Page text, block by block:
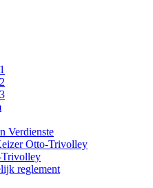
Verdienste
Otto-Trivolley
Trivolley
reglement